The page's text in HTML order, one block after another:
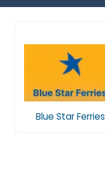
Blue Star Ferries